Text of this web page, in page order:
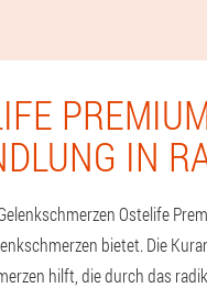
IN
Ostelife
bietet. Die
hilft, die durch das